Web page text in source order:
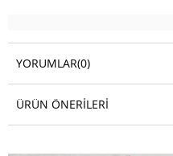
YORUMLAR(0)
ÜRÜN ÖNERILERI